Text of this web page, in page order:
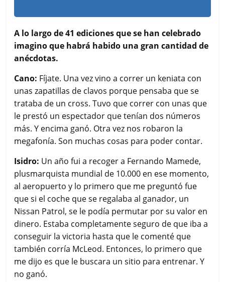
A lo largo de 41 ediciones que se han celebrado
imagino que habrá habido una gran cantidad de
anécdotas.
Cano: Fíjate. Una vez vino a correr un keniata con
unas zapatillas de clavos porque pensaba que se
trataba de un cross. Tuvo que correr con unas que
le prestó un espectador que tenían dos números
más. Y encima ganó. Otra vez nos robaron la
megafonía. Son muchas cosas para poder contar.
Isidro: Un año fui a recoger a Fernando Mamede,
plusmarquista mundial de 10.000 en ese momento,
al aeropuerto y lo primero que me preguntó fue
que si el coche que se regalaba al ganador, un
Nissan Patrol, se le podía permutar por su valor en
dinero. Estaba completamente seguro de que iba a
conseguir la victoria hasta que le comenté que
también corría McLeod. Entonces, lo primero que
me dijo es que le buscara un sitio para entrenar. Y
no ganó.